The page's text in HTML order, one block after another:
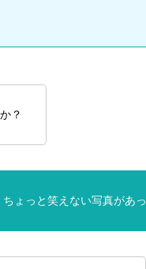
？
ちょっと笑えない写真があ